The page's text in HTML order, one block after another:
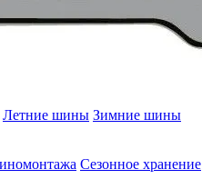
Летние шины Зимние шины
Сезонное хранение